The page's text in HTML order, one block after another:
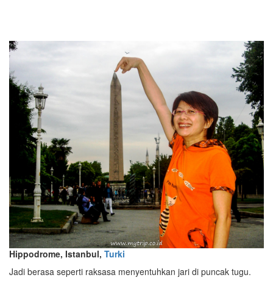
Hippodrome, Istanbul, Turki
Jadi berasa seperti raksasa menyentuhkan jari di puncak tugu.